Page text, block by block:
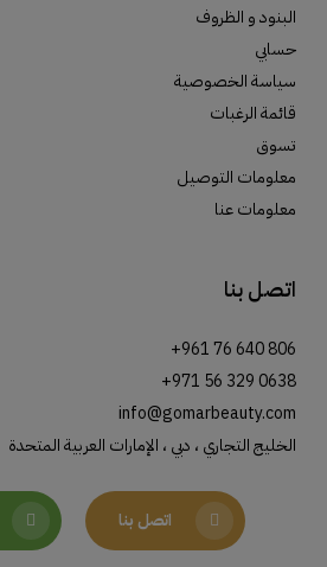
البنود و الظروف
حسابي
سياسة الخصوصية
قائمة الرغبات
تسوق
معلومات التوصيل
معلومات عنا
اتصل بنا
+961 76 640 806
+971 56 329 0638
info@gomarbeauty.com
الخليج التجاري ، دبي ، الإمارات العربية المتحدة
اتصل بنا